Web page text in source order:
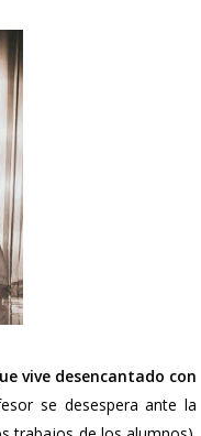
vive desencantado con
se desespera ante la